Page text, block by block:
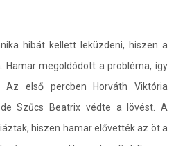
hibát kellett leküzdeni, hiszen a
Hamar megoldódott a probléma, így
első percben Horváth Viktória
Szűcs Beatrix védte a lövést. A
hiszen hamar elővették az öt a